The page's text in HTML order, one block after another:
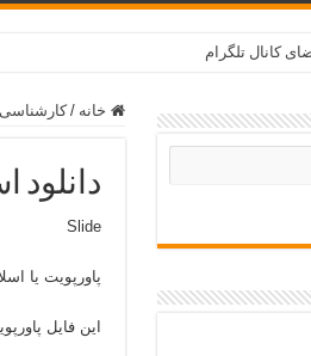
کانال تلگرام
خانه /
دانلود
Slide
پاورپویت یا
این فایل پاورپوینت حاوی